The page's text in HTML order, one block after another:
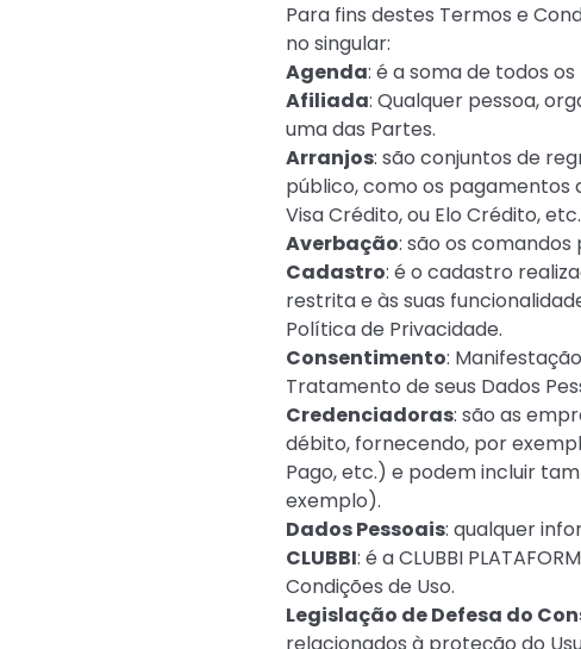
Para fins destes Termos e
no singular:
Agenda: é a soma de todos
Afiliada: Qualquer pessoa,
uma das Partes.
Arranjos: são conjuntos de
público, como os
Visa Crédito, ou Elo Crédito, etc.
Averbação: são os
Cadastro: é o cadastro
restrita e às suas
Política de Privacidade.
Consentimento:
Tratamento de seus Dados
Credenciadoras: são as
débito, fornecendo, por
Pago, etc.) e podem incluir
exemplo).
Dados Pessoais: qualquer
CLUBBI: é a CLUBBI
Condições de Uso.
Legislação de Defesa do